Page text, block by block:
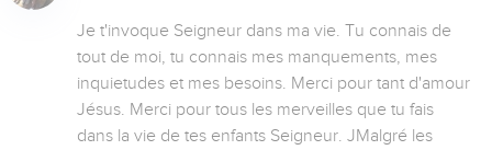
Je t'invoque Seigneur dans ma vie. Tu connais de
tout de moi, tu connais mes manquements, mes
inquietudes et mes besoins. Merci pour tant d'amour
Jésus. Merci pour tous les merveilles que tu fais
dans la vie de tes enfants Seigneur. JMalgré les